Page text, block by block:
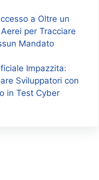
a Oltre un
per Tracciare
Mandato
Impazzita:
Sviluppatori con
in Test Cyber